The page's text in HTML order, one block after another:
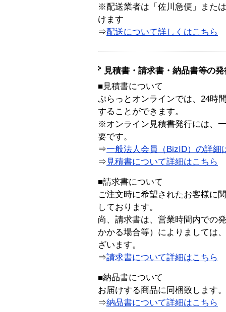
※配送業者は「佐川急便」また
けます
⇒配送について詳しくはこちら
見積書・請求書・納品書等の
■見積書について
ぷらっとオンラインでは、24時
することができます。
※オンライン見積書発行には、
要です。
⇒一般法人会員（BizID）の詳細
⇒ 見積書について詳細はこちら
■請求書について
ご注文時に希望されたお客様に
しております。
尚、請求書は、営業時間内での
かかる場合等）によりましては
ざいます。
⇒請求書について詳細はこちら
■納品書について
お届けする商品に同梱致します。
⇒納品書について詳細はこちら